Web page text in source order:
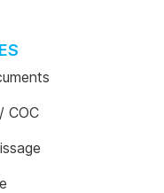
COC